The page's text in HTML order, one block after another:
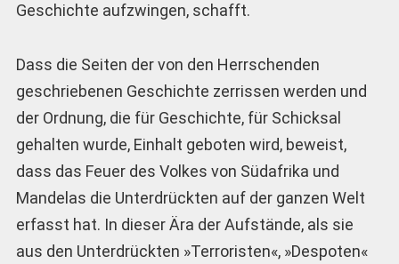
Geschichte aufzwingen, schafft.
Dass die Seiten der von den Herrschenden
geschriebenen Geschichte zerrissen werden und
der Ordnung, die für Geschichte, für Schicksal
gehalten wurde, Einhalt geboten wird, beweist,
dass das Feuer des Volkes von Südafrika und
Mandelas die Unterdrückten auf der ganzen Welt
erfasst hat. In dieser Ära der Aufstände, als sie
aus den Unterdrückten »Terroristen«, »Despoten«